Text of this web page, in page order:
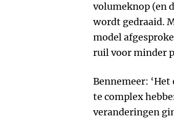
volumeknop (en
wordt gedraaid.
model
ruil voor minder
Bennemeer:
te complex
veranderingen